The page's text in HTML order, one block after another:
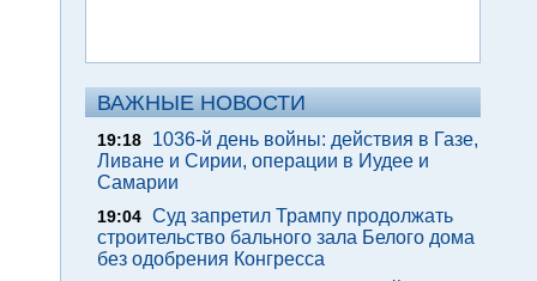
ВАЖНЫЕ НОВОСТИ
19:18
1036-й день войны: действия в Газе,
Ливане и Сирии, операции в Иудее и
Самарии
19:04 Суд запретил Трампу продолжать
строительство бального зала Белого дома
без одобрения Конгресса